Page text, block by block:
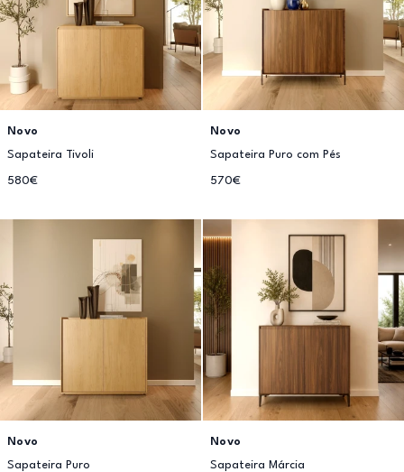
Novo
Sapateira Tivoli
580€
Novo
Sapateira Puro com Pés
570€
Novo
Sapateira Puro
Novo
Sapateira Márcia